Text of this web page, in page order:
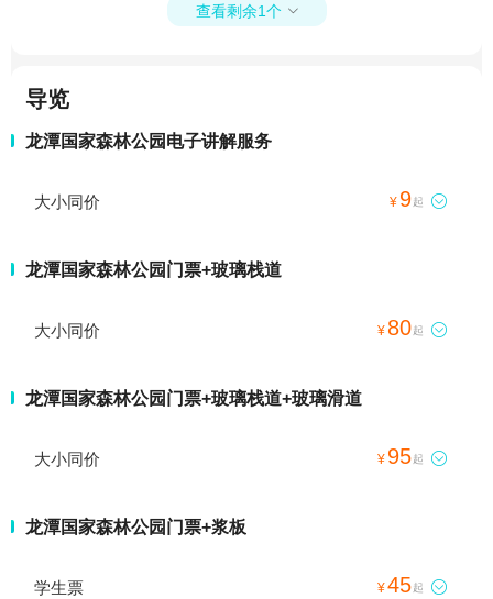
查看剩余1个 
导览
龙潭国家森林公园电子讲解服务
大小同价 ¥ 9起 
龙潭国家森林公园门票+玻璃栈道
大小同价 ¥ 80起 
龙潭国家森林公园门票+玻璃栈道+玻璃滑道
大小同价 ¥ 95起 
龙潭国家森林公园门票+浆板
学生票 ¥45起 